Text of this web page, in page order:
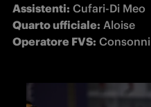
Assistenti:
Quarto ufficiale:
Operatore FVS: Consonni